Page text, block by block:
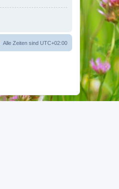
Alle Zeiten sind UTC+02:00